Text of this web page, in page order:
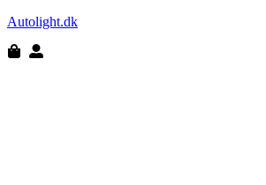
Autolight.dk